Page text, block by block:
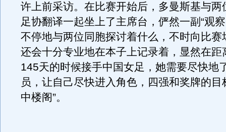
许上前采访。在比赛开始后，多曼斯基与两
足协翻译一起坐上了主席台，俨然一副“观
不停地与两位同胞探讨着什么，不时向比赛
还会十分专业地在本子上记录着，显然在距
145天的时候接手中国女足，她需要尽快地
员，让自己尽快进入角色，四强和奖牌的目
中楼阁”。